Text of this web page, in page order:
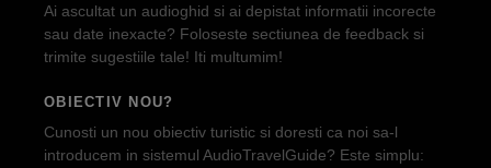
Ai ascultat un audioghid si ai depistat informatii incorecte
sau date inexacte? Foloseste sectiunea de feedback si
trimite sugestiile tale! Iti multumim!
OBIECTIV NOU?
Cunosti un nou obiectiv turistic si doresti ca noi sa-l
introducem in sistemul AudioTravelGuide? Este simplu: